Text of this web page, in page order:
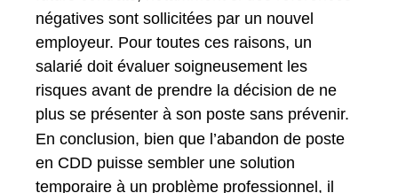
négatives sont sollicitées par un nouvel
employeur. Pour toutes ces raisons, un
salarié doit évaluer soigneusement les
risques avant de prendre la décision de ne
plus se présenter à son poste sans prévenir.
En conclusion, bien que l’abandon de poste
en CDD puisse sembler une solution
temporaire à un problème professionnel, il